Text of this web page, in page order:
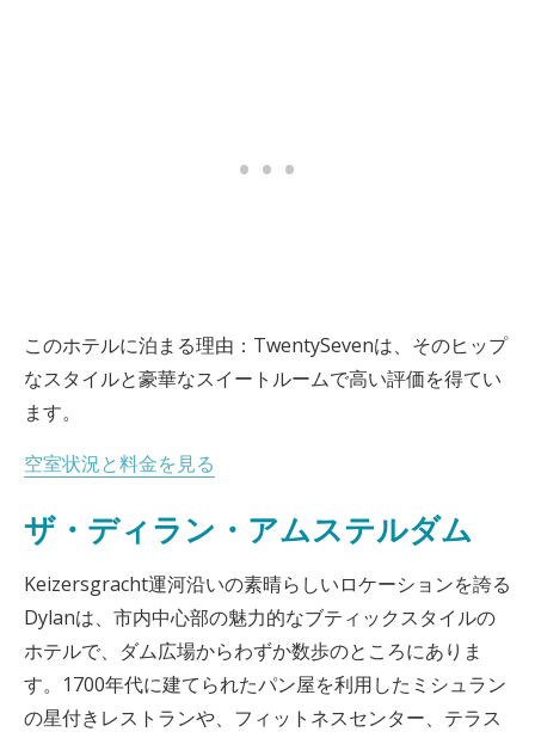
このホテルに泊まる理由：TwentySevenは、そのヒップ
なスタイルと豪華なスイートルームで高い評価を得てい
ます。
空室状況と料金を見る
ザ・ディラン・アムステルダム
Keizersgracht運河沿いの素晴らしいロケーションを誇る
Dylanは、市内中心部の魅力的なブティックスタイルの
ホテルで、ダム広場からわずか数歩のところにありま
す。1700年代に建てられたパン屋を利用したミシュラン
の星付きレストランや、フィットネスセンター、テラス